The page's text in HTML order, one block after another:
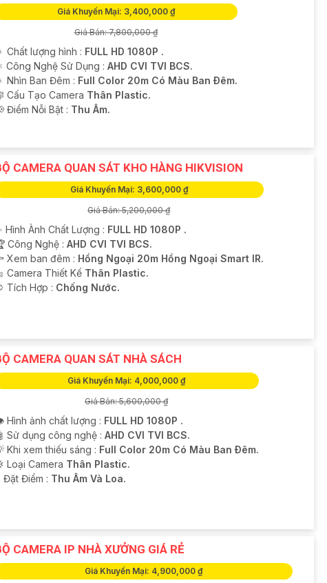
Giá Khuyến Mại: 3,400,000 ₫
Giá Bán: 7,800,000 ₫
Chất lượng hình : FULL HD 1080P .
Công Nghệ Sử Dụng : AHD CVI TVI BCS.
Nhìn Ban Đêm : Full Color 20m Có Màu Ban Ðêm.
Cấu Tạo Camera Thân Plastic.
Điểm Nỗi Bật : Thu Âm.
CAMERA QUAN SÁT KHO HÀNG HIKVISION
Giá Khuyến Mại: 3,600,000 ₫
Giá Bán: 5,200,000 ₫
Hình Ành Chất Lượng : FULL HD 1080P .
Công Nghệ : AHD CVI TVI BCS.
Xem ban đêm : Hồng Ngoại 20m Hồng Ngoại Smart IR.
Camera Thiết Kế Thân Plastic.
Tích Hợp : Chống Nước.
CAMERA QUAN SÁT NHÀ SÁCH
Giá Khuyến Mại: 4,000,000 ₫
Giá Bán: 5,600,000 ₫
Hình ảnh chất lượng : FULL HD 1080P .
Sử dụng công nghệ : AHD CVI TVI BCS.
Khi xem thiếu sáng : Full Color 20m Có Màu Ban Ðêm.
Loại Camera Thân Plastic.
Đặt Điểm : Thu Âm Và Loa.
CAMERA IP NHÀ XƯỞNG GIÁ RẺ
Giá Khuyến Mại: 4,900,000 ₫